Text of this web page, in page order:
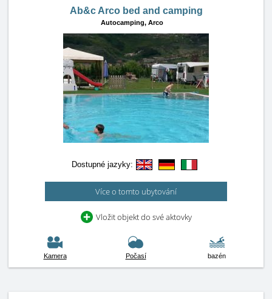
Ab&c Arco bed and camping
Autocamping, Arco
Dostupné jazyky:
Více o tomto ubytování
Vložit objekt do své aktovky
Kamera Počasí bazén